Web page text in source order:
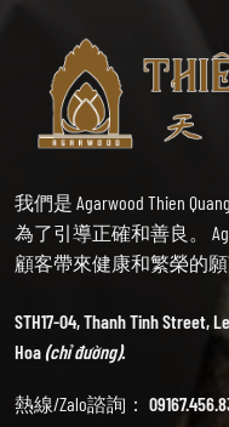
我們是 Agarwood Thien
為了引導正確和善良。
顧客帶來健康和繁榮的願
STH17-04, Thanh Tinh Street,
Hoa(chỉ đường).
熱線/Zalo諮詢：